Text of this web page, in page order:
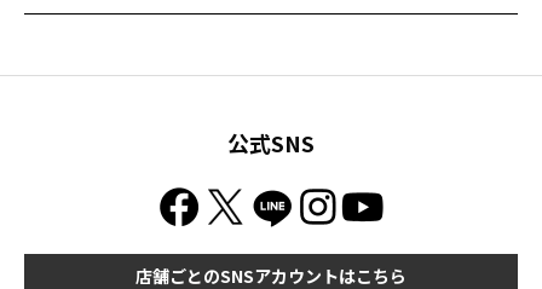
公式SNS
店舗ごとのSNSアカウントはこちら